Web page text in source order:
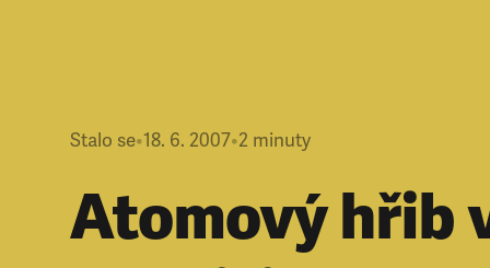
Stalo se•18. 6. 2007•2 minuty
Atomový hřib